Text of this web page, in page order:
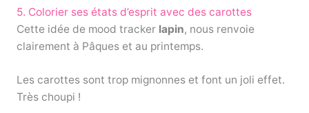
5. Colorier ses états d’esprit avec des carottes
Cette idée de mood tracker lapin, nous renvoie
clairement à Pâques et au printemps.
Les carottes sont trop mignonnes et font un joli effet.
Très choupi !